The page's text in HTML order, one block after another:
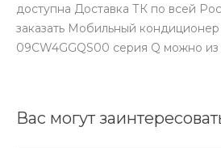
доступна Доставка ТК по всей
заказать Мобильный
09CW4GGQS00 серия Q можно
Вас могут